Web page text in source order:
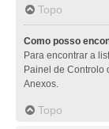
Topo
Como posso
Para encontrar a
Painel de Controlo
Anexos.
Topo